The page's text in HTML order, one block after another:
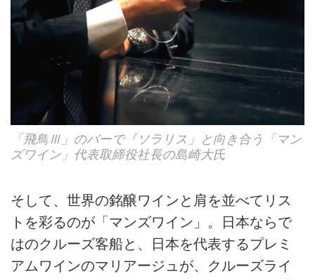
「飛鳥Ⅲ」のバーで『ソラリス」と向き合う「マン
ズワイン」代表取締役社長の島崎大氏
そして、世界の銘醸ワインと肩を並べてリス
トを彩るのが「マンズワイン」。日本ならで
はのクルーズ客船と、日本を代表するプレミ
アムワインのマリアージュが、クルーズライ